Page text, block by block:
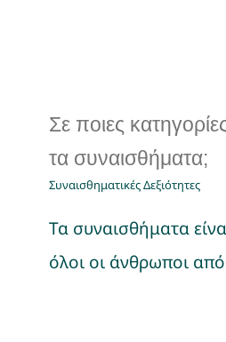
Σε ποιες
τα συναισθήματα;
Συναισθηματικές Δεξιότητες
Τα συναισθήματα
όλοι οι άνθρωποι